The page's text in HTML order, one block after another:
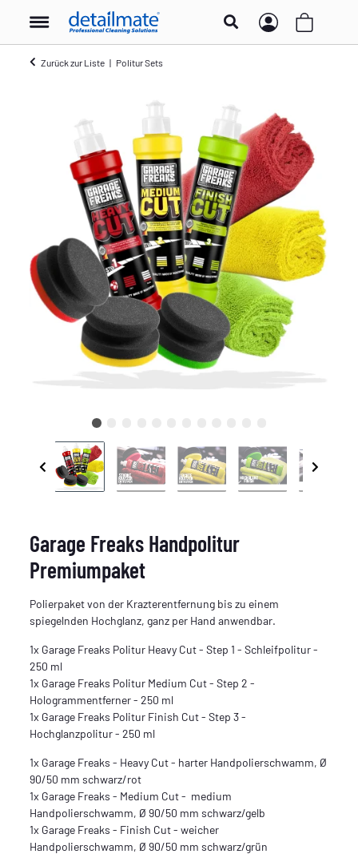
Zurück zur Liste Politur Sets
Garage Freaks Handpolitur
Premiumpaket
Polierpaket von der Krazterentfernung bis zu einem
spiegelnden Hochglanz, ganz per Hand anwendbar.
1x Garage Freaks Politur Heavy Cut - Step 1 - Schleifpolitur -
250 ml
1x Garage Freaks Politur Medium Cut - Step 2 -
Hologrammentferner - 250 ml
1x Garage Freaks Politur Finish Cut - Step 3 -
Hochglanzpolitur - 250 ml
1x Garage Freaks - Heavy Cut - harter Handpolierschwamm, Ø
90/50 mm schwarz/rot
1x Garage Freaks - Medium Cut - medium
Handpolierschwamm, Ø 90/50 mm schwarz/gelb
1x Garage Freaks - Finish Cut - weicher
Handpolierschwamm, Ø 90/50 mm schwarz/grün